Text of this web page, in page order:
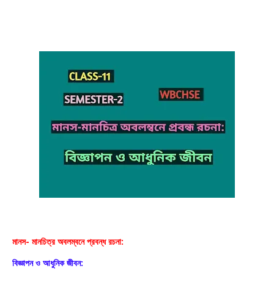
মানস- মানচিত্র অবলম্বনে প্রবন্ধ রচনা:
বিজ্ঞাপন ও আধুনিক জীবন: